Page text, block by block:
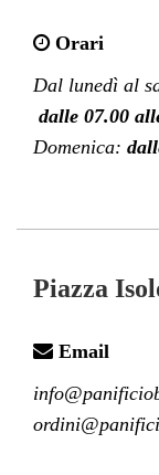
Orari
Dal lunedì al
dalle 07.00
Domenica:
Piazza
Email